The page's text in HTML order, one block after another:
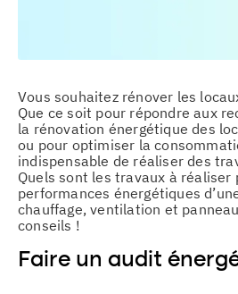
Vous souhaitez rénover les
Que ce soit pour répondre aux
la rénovation énergétique des
ou pour optimiser la
indispensable de réaliser des
Quels sont les travaux à réaliser
performances énergétiques
chauffage, ventilation et
conseils !
Faire un audit